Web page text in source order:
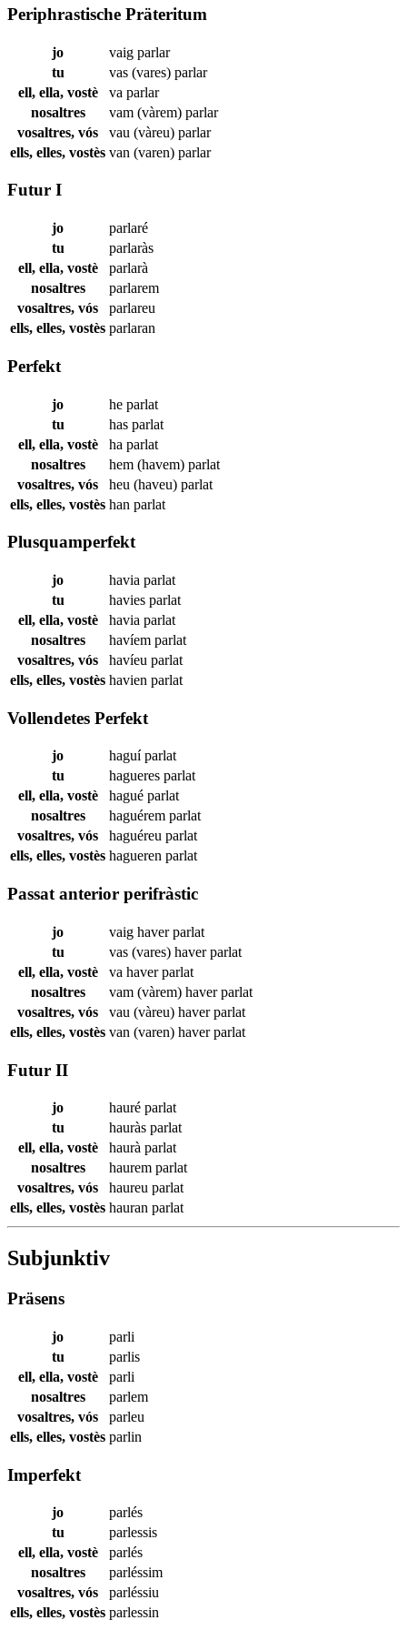
Periphrastische Präteritum
jo vaig parlar
tu
vas (vares) parlar
ell, ella, vostè
va parlar
nosaltres
vam (vàrem) parlar
vosaltres, vós
vau (vàreu) parlar
ells, elles, vostès van (varen) parlar
Futur I
jo
parlaré
tu
parlaràs
ell, ella, vostè
parlarà
nosaltres
parlarem
vosaltres, vós
parlareu
ells, elles, vostès parlaran
Perfekt
jo he parlat
tu
has parlat
ell, ella, vostè
ha parlat
nosaltres
hem (havem) parlat
vosaltres, vós
heu (haveu) parlat
ells, elles, vostès han parlat
Plusquamperfekt
jo havia parlat
tu
havies parlat
ell, ella, vostè
havia parlat
nosaltres
havíem parlat
vosaltres, vós
havíeu parlat
ells, elles, vostès havien parlat
Vollendetes Perfekt
jo haguíparlat
tu
hagueres parlat
ell, ella, vostè
hagué parlat
nosaltres
haguérem parlat
vosaltres, vós
haguéreu parlat
ells, elles, vostès hagueren parlat
Passat anterior perifràstic
jo vaig haverparlat
tu
vas (vares) haverparlat
ell, ella, vostè
va haverparlat
nosaltres
vam (vàrem) haverparlat
vosaltres, vós
vau (vàreu) haverparlat
ells, elles, vostès van (varen) haverparlat
Futur II
jo hauré parlat
tu
hauràs parlat
ell, ella, vostè
haurà parlat
nosaltres
haurem parlat
vosaltres, vós
haureu parlat
ells, elles, vostès hauran parlat
Subjunktiv
Präsens
jo
parli
tu
parlis
ell, ella, vostè
parli
nosaltres
parlem
vosaltres, vós
parleu
ells, elles, vostès parlin
Imperfekt
jo
parlés
tu
parlessis
ell, ella, vostè
parlés
nosaltres
parléssim
vosaltres, vós
parléssiu
ells, elles, vostès parlessin